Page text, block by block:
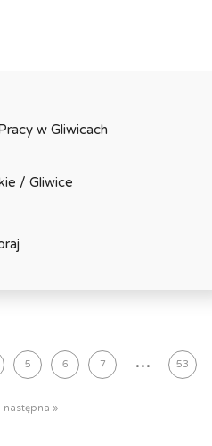
w Gliwicach
/ Gliwice
5 6 7 ... 53
następna »